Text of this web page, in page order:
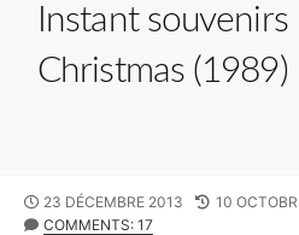
Instant souvenirs
Christmas (1989)
P
U
23 DÉCEMBRE 2013
L
10
COMMENTS: 17